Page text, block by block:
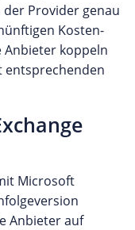
Provider genau
Kosten-
Anbieter koppeln
entsprechenden
Microsoft
Anbieter auf